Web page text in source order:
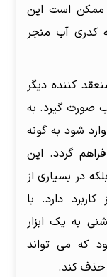
ممکن است این
کدری آب منجر
کننده دیگر
صورت گیرد. به
شود به گونه
گردد. این
در بسیاری از
کاربرد دارد. با
به یک ابزار
که می تواند
حذف کند.